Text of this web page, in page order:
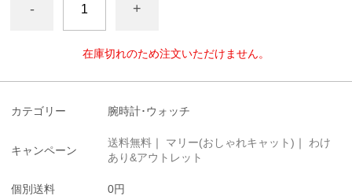
- +
在庫切れのため注文いただけません。
カテゴリー 腕時計･ウォッチ
キャンペーン
送料無料｜ マリー(おしゃれキャット) ｜ わけ
あり&アウトレット
個別送料 0円